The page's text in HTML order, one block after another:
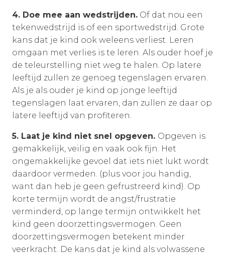
4. Doe mee aan wedstrijden. Of dat nou een
tekenwedstrijd is of een sportwedstrijd. Grote
kans dat je kind ook weleens verliest. Leren
omgaan met verlies is te leren. Als ouder hoef je
de teleurstelling niet weg te halen. Op latere
leeftijd zullen ze genoeg tegenslagen ervaren.
Als je als ouder je kind op jonge leeftijd
tegenslagen laat ervaren, dan zullen ze daar op
latere leeftijd van profiteren.
5. Laat je kind niet snel opgeven. Opgeven is
gemakkelijk, veilig en vaak ook fijn. Het
ongemakkelijke gevoel dat iets niet lukt wordt
daardoor vermeden. (plus voor jou handig,
want dan heb je geen gefrustreerd kind). Op
korte termijn wordt de angst/frustratie
verminderd, op lange termijn ontwikkelt het
kind geen doorzettingsvermogen. Geen
doorzettingsvermogen betekent minder
veerkracht. De kans dat je kind als volwassene